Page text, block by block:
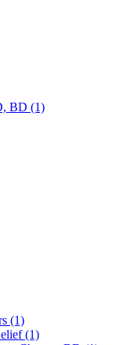
BD (1)
(1)
(1)